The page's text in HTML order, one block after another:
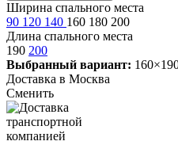
Ширина спального места
90 120 140 160 180 200
Длина спального места
190 200
Выбранный вариант:
Доставка в Москва
Сменить